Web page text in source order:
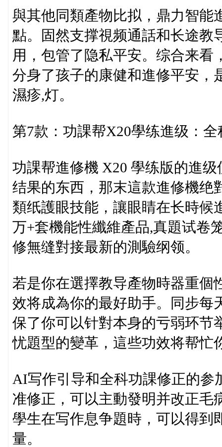
與其他同類產物比拟，鼎力智能
點。固然支撑視频通話和长途教
用，包管了隐私平安。综合来看
分身了孩子的康健和進修平安，
濕疹,灯。
第7款：功課帮X20學练進级：
功課帮進修機 X20 學练版的進
结果的东西，那末這款進修機绝
類纸護眼技能，讓眼睛在长時候
万+套機能性纖維產品,真題试卷
修無缝對接最新的測驗纲领。
若是你在選擇教导產物時器重個
效将成為你的最好助手。同步每
保了你可以针對本身的亏弱环节
忧題型的變革，這些功效将帮忙
AI写作引导和全科功課修正的
准修正，可以主動發明并改正毛
學生在写作息争題時，可以得到
量。